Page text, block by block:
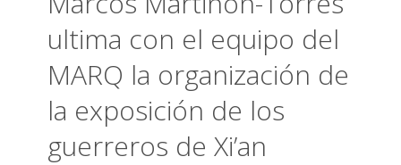
ultima con el equipo del
MARQ la organización de
la exposición de los
guerreros de Xi’an